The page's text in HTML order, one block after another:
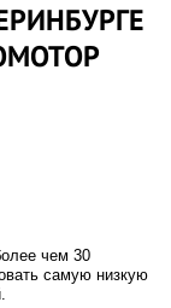
чем 30
самую низкую